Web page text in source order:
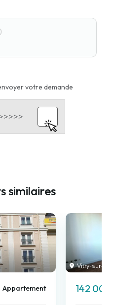
votre demande
similaires
Appartement
Vitry-sur-
142